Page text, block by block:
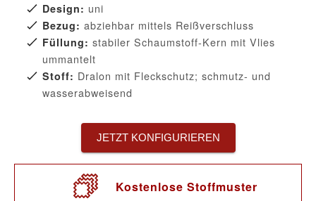
Design: uni
Bezug: abziehbar mittels Reißverschluss
Füllung: stabiler Schaumstoff-Kern mit Vlies
ummantelt
Stoff: Dralon mit Fleckschutz; schmutz- und
wasserabweisend
JETZT KONFIGURIEREN
Kostenlose Stoffmuster